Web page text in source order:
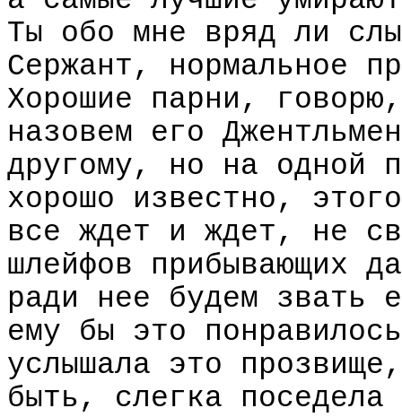
Ты обо мне вряд ли
Сержант, нормальное
Хорошие парни,
назовем его
другому, но на одной
хорошо известно,
все ждет и ждет, не
шлейфов прибывающих
ради нее будем звать
ему бы это
услышала это
быть, слегка